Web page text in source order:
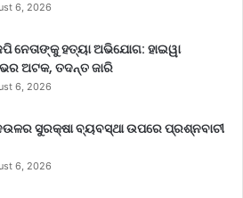
6, 2026
ନେତାଙ୍କୁ ହତ୍ୟା ଅଭିଯୋଗ: ହାଇୱା
ଅଟକ, ତଦନ୍ତ ଜାରି
6, 2026
ସୁରକ୍ଷା ବ୍ୟବସ୍ଥା ଉପରେ ପ୍ରଶ୍ନବାଚୀ
6, 2026